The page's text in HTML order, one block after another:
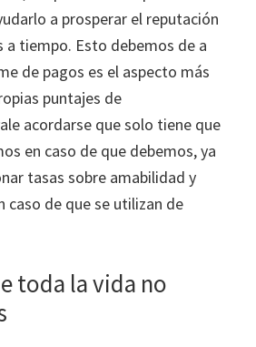
a prosperar el reputación
a tiempo. Esto debemos de a
de pagos es el aspecto más
puntajes de
acordarse que solo tiene que
en caso de que debemos, ya
tasas sobre amabilidad y
caso de que se utilizan de
toda la vida no